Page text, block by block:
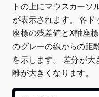
トの上にマウスカーソ
が表示されます。 各
座標の残差値とX軸座
のグレーの線からの距
を示します。 差分が
離が大きくなります。